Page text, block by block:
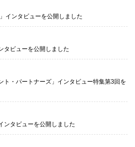
インタビューを公開しました
タビューを公開しました
ト・パートナーズ」インタビュー特集第3回を
ンタビューを公開しました